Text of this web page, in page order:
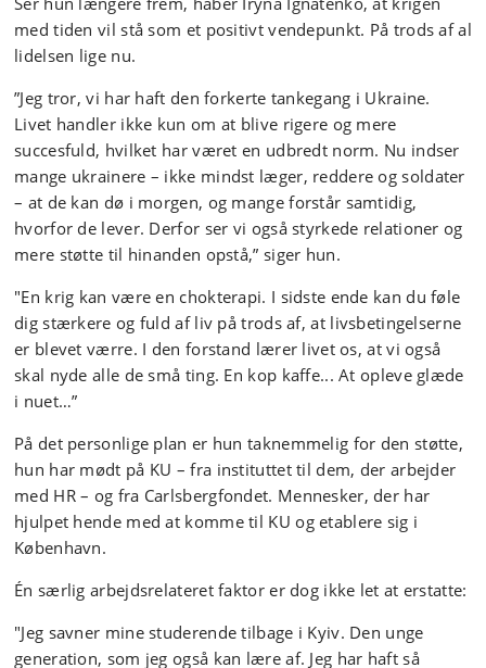
med tiden vil stå som et positivt vendepunkt. På trods af al
lidelsen lige nu.
”Jeg tror, ​​vi har haft den forkerte tankegang i Ukraine.
Livet handler ikke kun om at blive rigere og mere
succesfuld, hvilket har været en udbredt norm. Nu indser
mange ukrainere – ikke mindst læger, reddere og soldater
– at de kan dø i morgen, og mange forstår samtidig,
hvorfor de lever. Derfor ser vi også styrkede relationer og
mere støtte til hinanden opstå,” siger hun.
"En krig kan være en chokterapi. I sidste ende kan du føle
dig stærkere og fuld af liv på trods af, at livsbetingelserne
er blevet værre. I den forstand lærer livet os, at vi også
skal nyde alle de små ting. En kop kaffe... At opleve glæde
i nuet…”
På det personlige plan er hun taknemmelig for den støtte,
hun har mødt på KU – fra instituttet til dem, der arbejder
med HR – og fra Carlsbergfondet. Mennesker, der har
hjulpet hende med at komme til KU og etablere sig i
København.
Én særlig arbejdsrelateret faktor er dog ikke let at erstatte:
"Jeg savner mine studerende tilbage i Kyiv. Den unge
generation, som jeg også kan lære af. Jeg har haft så